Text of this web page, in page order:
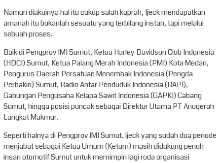
Namun diakuinya hal itu cukup salah kaprah, Ijeck mendapatkan
amanah itu bukanlah sesuatu yang terbilang instan, tapi melalui
sebuah proses.
Baik di Pengprov IMI Sumut, Ketua Harley Davidson Club Indonesia
(HDCI) Sumut, Ketua Palang Merah Indonesia (PMI) Kota Medan,
Pengurus Daerah Persatuan Menembak Indonesia (Pengda
Perbakin) Sumut, Radio Antar Penduduk Indonesia (RAPI),
Gabungan Pengusaha Kelapa Sawit Indonesia (GAPKI) Cabang
Sumut, hingga posisi puncak sebagai Direktur Utama PT Anugerah
Langkat Makmur.
Seperti halnya di Pengprov IMI Sumut. Ijeck yang sudah dua periode
menjabat sebagai Ketua Umum (Ketum) masih didukung penuh
insan otomotif Sumut untuk memimpin lagi roda organisasi